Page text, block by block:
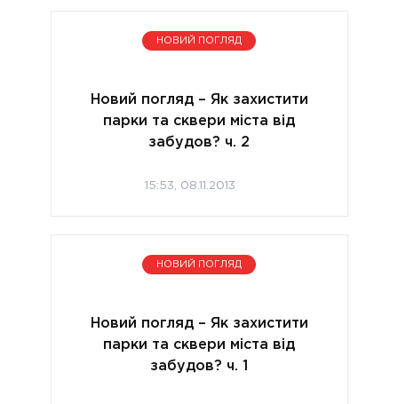
НОВИЙ ПОГЛЯД
Новий погляд – Як захистити
парки та сквери міста від
забудов? ч. 2
15:53, 08.11.2013
НОВИЙ ПОГЛЯД
Новий погляд – Як захистити
парки та сквери міста від
забудов? ч. 1